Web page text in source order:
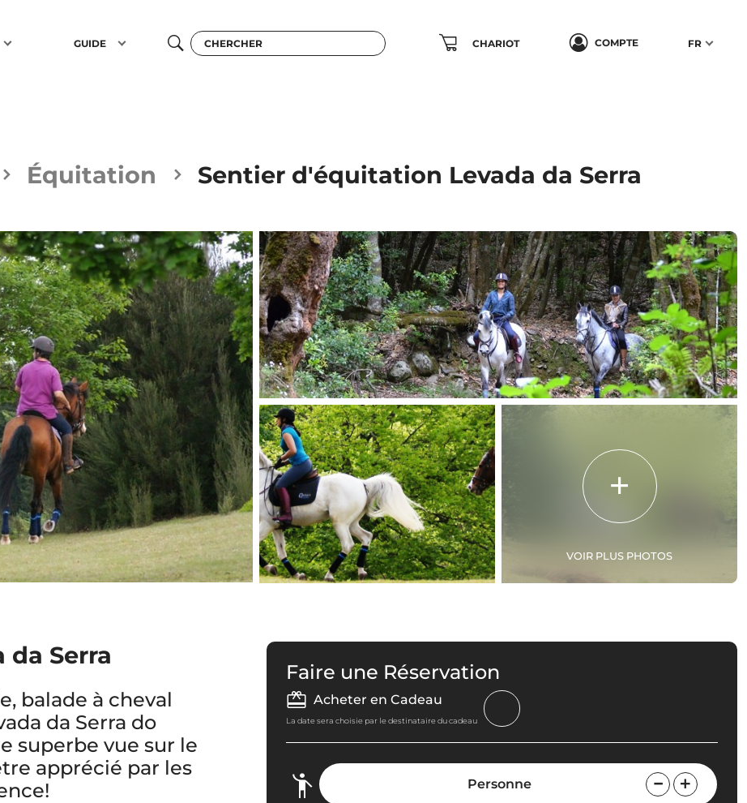
GUIDE CHARIOT COMPTE FR
Équitation Sentier d'équitation Levada da Serra
VOIR PLUS PHOTOS
Serra
balade à cheval
da Serra do
superbe vue sur le
apprécié par les
Faire une Réservation
Acheter en Cadeau
La date sera choisie par le destinataire du cadeau
Personne